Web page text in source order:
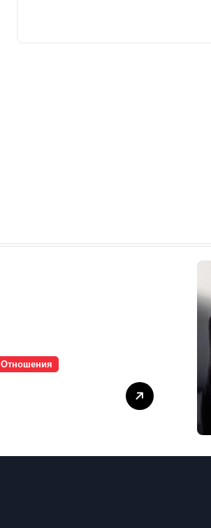
Отношения